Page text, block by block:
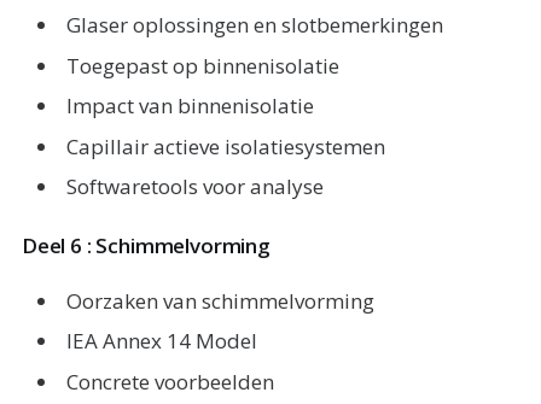
Glaser oplossingen en slotbemerkingen
Toegepast op binnenisolatie
Impact van binnenisolatie
Capillair actieve isolatiesystemen
Softwaretools voor analyse
Deel 6 : Schimmelvorming
Oorzaken van schimmelvorming
IEA Annex 14 Model
Concrete voorbeelden